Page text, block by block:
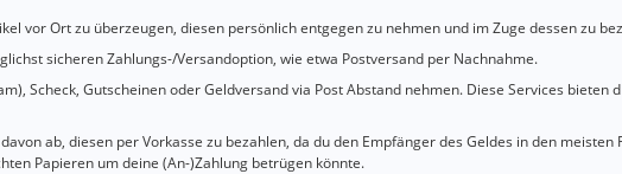
vor Ort zu überzeugen, diesen persönlich entgegen zu nehmen und im Zuge dessen zu
sicheren Zahlungs-/Versandoption, wie etwa Postversand per Nachnahme.
Scheck, Gutscheinen oder Geldversand via Post Abstand nehmen. Diese Services bieten
ab, diesen per Vorkasse zu bezahlen, da du den Empfänger des Geldes in den meisten
Papieren um deine (An-)Zahlung betrügen könnte.